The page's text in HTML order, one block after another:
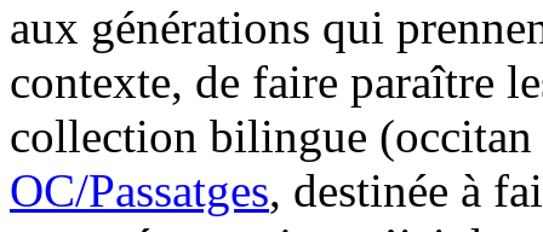
aux générations qui
contexte, de faire paraître
collection bilingue (occitan
OC/Passatges, destinée à